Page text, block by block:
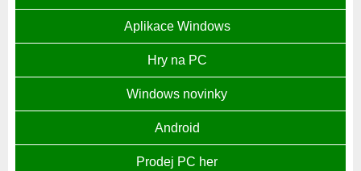
Aplikace Windows
Hry na PC
Windows novinky
Android
Prodej PC her